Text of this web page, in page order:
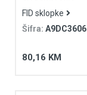
FID sklopke
Šifra: A9DC3606
80,16 KM